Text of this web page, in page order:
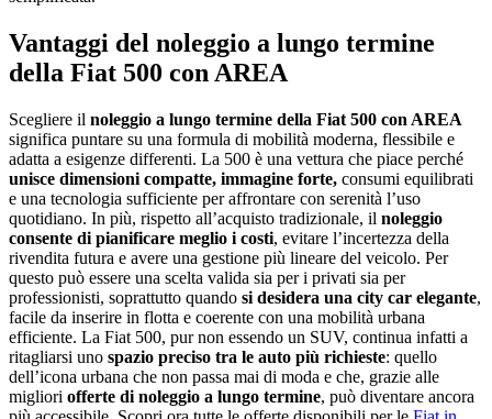
Vantaggi del noleggio a lungo termine
della Fiat 500 con AREA
Scegliere il noleggio a lungo termine della Fiat 500 con AREA
significa puntare su una formula di mobilità moderna, flessibile e
adatta a esigenze differenti. La 500 è una vettura che piace perché
unisce dimensioni compatte, immagine forte, consumi equilibrati
e una tecnologia sufficiente per affrontare con serenità l’uso
quotidiano. In più, rispetto all’acquisto tradizionale, il noleggio
consente di pianificare meglio i costi, evitare l’incertezza della
rivendita futura e avere una gestione più lineare del veicolo. Per
questo può essere una scelta valida sia per i privati sia per
professionisti, soprattutto quando si desidera una city car elegante,
facile da inserire in flotta e coerente con una mobilità urbana
efficiente. La Fiat 500, pur non essendo un SUV, continua infatti a
ritagliarsi uno spazio preciso tra le auto più richieste: quello
dell’icona urbana che non passa mai di moda e che, grazie alle
migliori offerte di noleggio a lungo termine, può diventare ancora